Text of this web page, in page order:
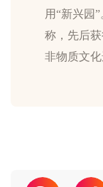
用“新兴园
称，先后
非物质文化